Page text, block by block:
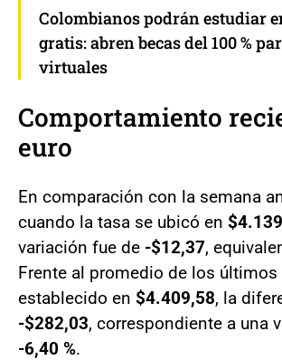
Colombianos podrán estudiar
gratis: abren becas del 100 %
virtuales
Comportamiento
euro
En comparación con la semana
cuando la tasa se ubicó en
variación fue de -$12,37,
Frente al promedio de los últimos
establecido en $4.409,58, la
-$282,03, correspondiente a una
-6,40 %.